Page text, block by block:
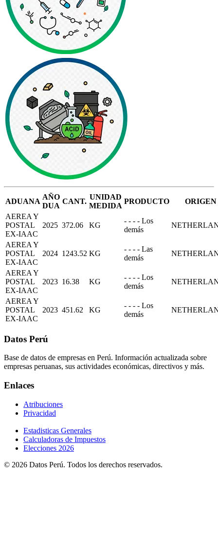
ADUANA
AÑO
DUA
CANT.
UNIDAD
MEDIDA
PRODUCTO
ORIGEN
AEREA Y
POSTAL
EX-IAAC
2025 372.06 KG
- - - - Los
demás
AEREA Y
POSTAL
EX-IAAC
2024 1243.52 KG
- - - - Las
demás
AEREA Y
POSTAL
EX-IAAC
2023 16.38 KG
- - - - Los
demás
AEREA Y
POSTAL
EX-IAAC
2023 451.62 KG
- - - - Los
demás
Datos Perú
Base de datos de empresas en Perú. Información actualizada sobre
empresas peruanas, sus actividades económicas, directivos y más.
Enlaces
Atribuciones
Privacidad
Estadisticas Generales
Calculadoras de Impuestos
Elecciones 2026
© 2026 Datos Perú. Todos los derechos reservados.